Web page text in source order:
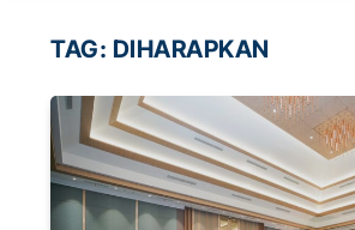
TAG: DIHARAPKAN